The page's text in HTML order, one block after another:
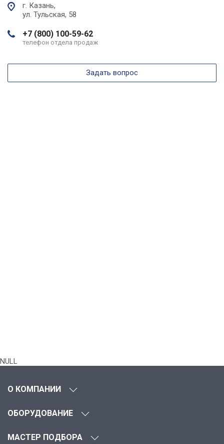
г. Казань,
ул. Тульская, 58
+7 (800) 100-59-62
телефон отдела продаж
Задать вопрос
NULL
О КОМПАНИИ
ОБОРУДОВАНИЕ
МАСТЕР ПОДБОРА